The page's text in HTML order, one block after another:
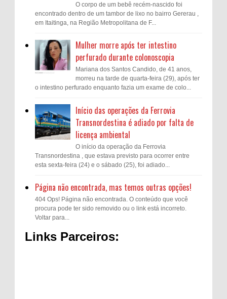
O corpo de um bebê recém-nascido foi
encontrado dentro de um tambor de lixo no bairro Gererau ,
em Itaitinga, na Região Metropolitana de F...
Mulher morre após ter intestino
perfurado durante colonoscopia
Mariana dos Santos Candido, de 41 anos,
morreu na tarde de quarta-feira (29), após ter
o intestino perfurado enquanto fazia um exame de colo...
Início das operações da Ferrovia
Transnordestina é adiado por falta de
licença ambiental
O início da operação da Ferrovia
Transnordestina , que estava previsto para ocorrer entre
esta sexta-feira (24) e o sábado (25), foi adiado...
Página não encontrada, mas temos outras opções!
404 Ops! Página não encontrada. O conteúdo que você
procura pode ter sido removido ou o link está incorreto.
Voltar para...
Links Parceiros: